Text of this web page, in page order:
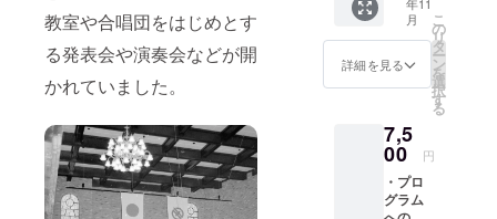
教室や合唱団をはじめとす
る発表会や演奏会などが開
かれていました。
ルをお
届け ・
コン
サート
提供
＜映像
配信の
注意事
項＞
考欄に
ご入力
くださ
い。匿
名を希
望され
は、
「記載
不要」
とご記
入にく
年11
月
詳細を見る
こ
の
リ
タ
ー
ン
を
選
択
す
る
7,5
00 円
・プロ
グラム